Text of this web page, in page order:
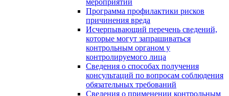
Программа профилактики рисков
причинения вреда
Исчерпывающий перечень сведений,
которые могут запрашиваться
контрольным органом у
контролируемого лица
Сведения о способах получения
консультаций по вопросам соблюдения
обязательных требований
Сведения о применении контрольным